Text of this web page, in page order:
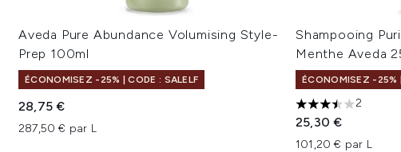
Aveda Pure Abundance Volumising Style-
Prep 100ml
ÉCONOMISEZ -25% | CODE : SALELF
28,75 €
287,50 € par L
Shampooing
Menthe Aveda
ÉCONOMISEZ -25%
3.5 étoiles sur un
2
25,30 €
101,20 € par L